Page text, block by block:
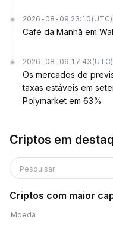
2026-08-09 23:10 (UTC)
Café da Manhã em
2026-08-09 17:43 (UTC)
Os mercados de
taxas estáveis em
Polymarket em 63%
Criptos em
Pesquisar
Criptos com maior
Moeda